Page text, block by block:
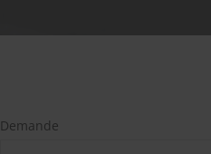
Demande